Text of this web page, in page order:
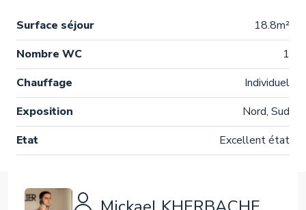
Surface séjour
18.8m²
Nombre WC
1
Chauffage
Individuel
Exposition
Nord, Sud
Etat
Excellent état